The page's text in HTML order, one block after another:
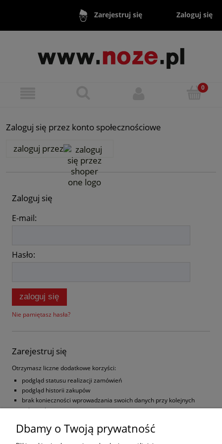
Zarejestruj się Zaloguj się
Zaloguj się przez konto społecznościowe
zaloguj przez
Zaloguj się
E-mail:
Hasło:
zaloguj się
Nie pamiętasz hasła?
Zarejestruj się
Otrzymasz liczne dodatkowe korzyści:
podgląd statusu realizacji zamówień
podgląd historii zakupów
brak konieczności wprowadzania swoich danych przy kolejnych
zakupach
zarejestruj się
Dbamy o Twoją prywatność